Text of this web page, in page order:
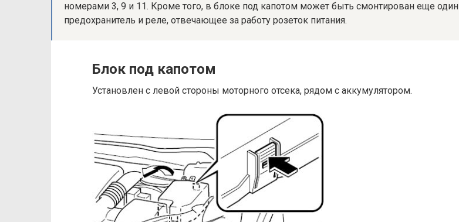
номерами 3, 9 и 11. Кроме того, в блоке под капотом может быть смонтирован еще один
предохранитель и реле, отвечающее за работу розеток питания.
Блок под капотом
Установлен с левой стороны моторного отсека, рядом с аккумулятором.